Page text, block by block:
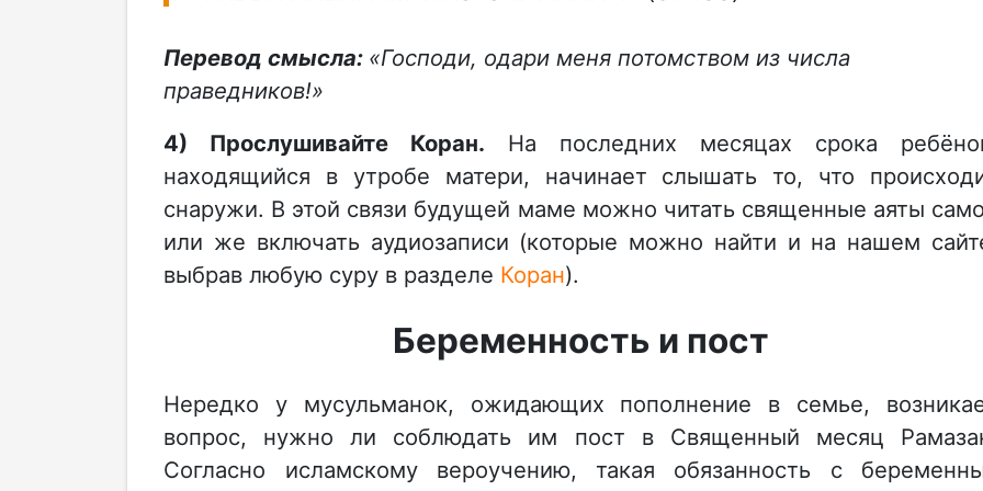
Перевод смысла: «Господи, одари меня потомством из числа
праведников!»
4) Прослушивайте Коран. На последних месяцах срока
находящийся в утробе матери, начинает слышать то, что
снаружи. В этой связи будущей маме можно читать священные аяты
или же включать аудиозаписи (которые можно найти и на нашем
выбрав любую суру в разделе Коран).
Беременность и пост
Нередко у мусульманок, ожидающих пополнение в семье,
вопрос, нужно ли соблюдать им пост в Священный месяц
Согласно исламскому вероучению, такая обязанность с